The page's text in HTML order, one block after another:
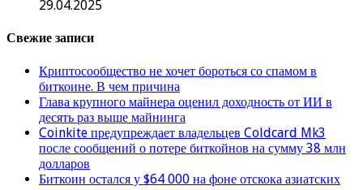
29.04.2025
Свежие записи
Криптосообщество не хочет бороться со спамом в
биткоине. В чем причина
Глава крупного майнера оценил доходность от ИИ в
десять раз выше майнинга
Coinkite предупреждает владельцев Coldcard Mk3
после сообщений о потере биткойнов на сумму 38 млн
долларов
Биткоин остался у $64 000 на фоне отскока азиатских